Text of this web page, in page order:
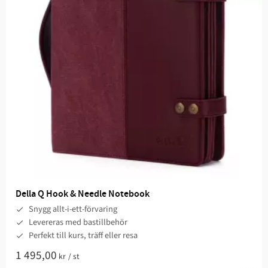
Della Q Hook & Needle Notebook
Snygg allt-i-ett-förvaring
Levereras med bastillbehör
Perfekt till kurs, träff eller resa
1 495,00 kr /st